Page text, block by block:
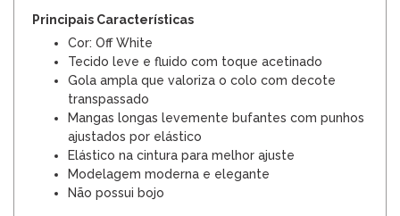
Principais Características
Cor: Off White
Tecido leve e fluido com toque acetinado
Gola ampla que valoriza o colo com decote
transpassado
Mangas longas levemente bufantes com punhos
ajustados por elástico
Elástico na cintura para melhor ajuste
Modelagem moderna e elegante
Não possui bojo